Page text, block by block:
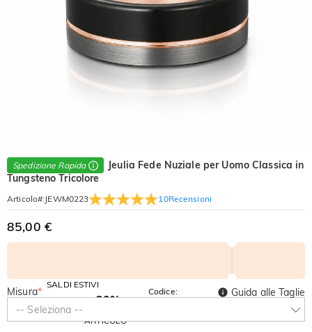
Spedizione Rapida
Jeulia Fede Nuziale per Uomo Classica in
Tungsteno Tricolore
Articolo#: JEWM0223 10Recensioni
85,00 €
SALDI ESTIVI
-10%
SU TUTTO
-30%
ARTICOLO
Codice:
SUMMER
Misura*
-- Seleziona --
Guida alle Taglie